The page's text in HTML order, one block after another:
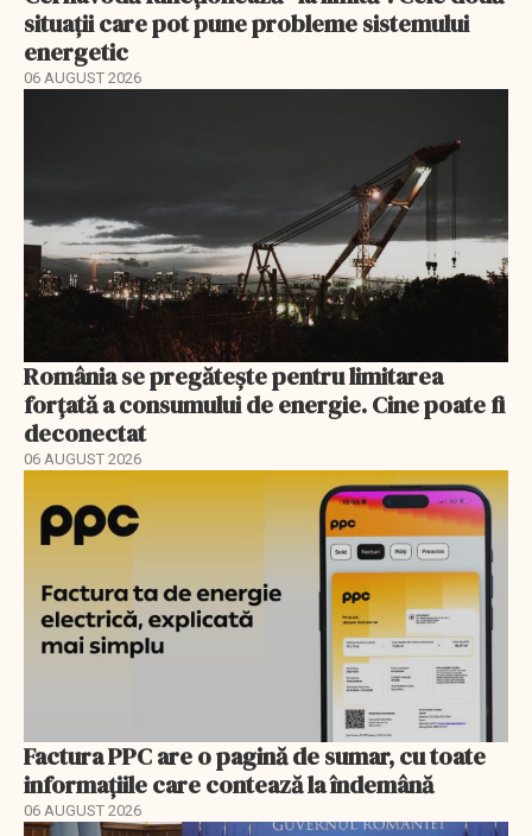
situații care pot pune probleme sistemului
energetic
06 AUGUST 2026
România se pregătește pentru limitarea
forțată a consumului de energie. Cine poate fi
deconectat
06 AUGUST 2026
Factura PPC are o pagină de sumar, cu toate
informațiile care contează la îndemână
06 AUGUST 2026